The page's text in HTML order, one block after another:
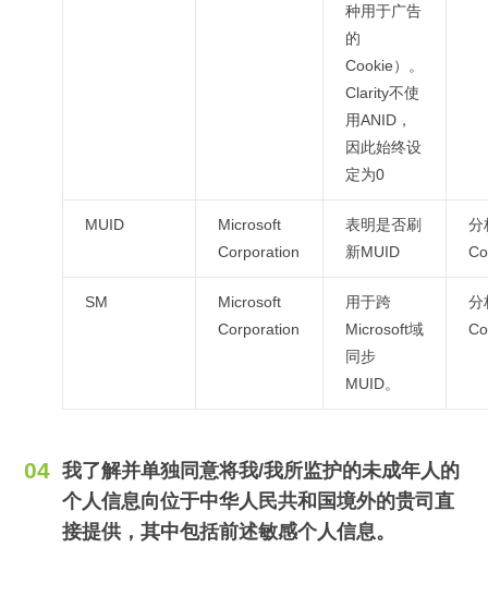
种用于广告
的
Cookie）。
Clarity不使
用ANID，
因此始终设
定为0
MUID
Microsoft
Corporation
表明是否刷
新MUID
分
SM
Microsoft
Corporation
用于跨
Microsoft域
同步
MUID。
分
我了解并单独同意将我/我所监护的未成年人的
个人信息向位于中华人民共和国境外的贵司直
接提供，其中包括前述敏感个人信息。